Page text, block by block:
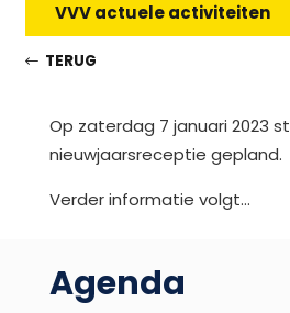
VVV actuele activiteiten
TERUG
Op zaterdag 7 januari 2023
nieuwjaarsreceptie gepland.
Verder informatie volgt…
Agenda